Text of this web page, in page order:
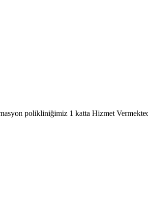
polikliniğimiz 1 katta Hizmet